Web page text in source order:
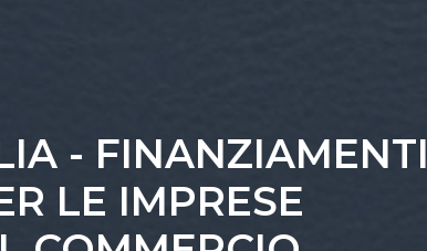
- FINANZIAMENTI
LE IMPRESE